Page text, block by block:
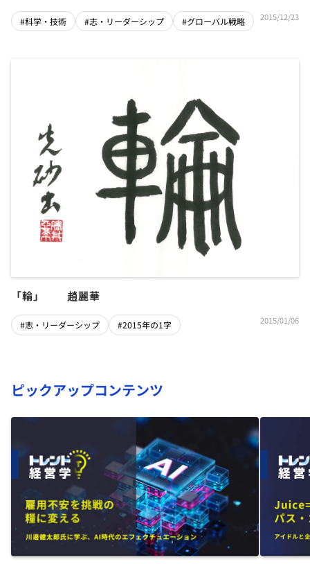
#科学・技術 #志・リーダーシップ #グローバル戦略 2015/12/23
「輪」 趙麗華
#志・リーダーシップ #2015年の1字 2015/01/06
ピックアップコンテンツ